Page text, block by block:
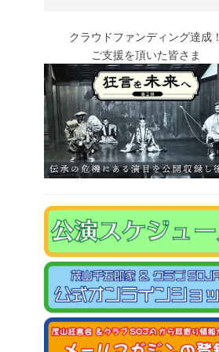
クラウドファンディング達成！
ご支援を頂いた皆さま